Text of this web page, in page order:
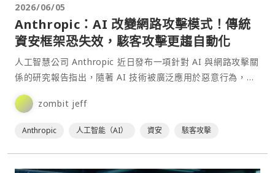
2026/06/05
Anthropic：AI 改變網路攻擊模式！傳統
資安框架恐失效，駭客攻擊更趨自動化
人工智慧公司 Anthropic 近日發布一項針對 AI 與網路攻擊關
係的研究報告指出，隨著 AI 技術被廣泛應用於惡意行為，駭
客攻擊的方式正在快速演變，不僅變得更⋯
zombit jeff
Anthropic 人工智能（AI） 資安 駭客攻擊